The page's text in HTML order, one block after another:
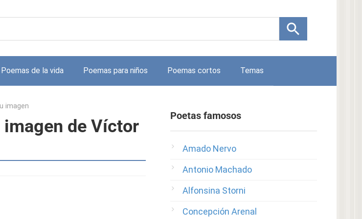
Poemas de la vida Poemas para niños Poemas cortos Temas
imagen
imagen de Víctor
Poetas famosos
Amado Nervo
Antonio Machado
Alfonsina Storni
Concepción Arenal